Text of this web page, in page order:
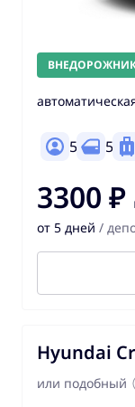
5 5
3300 ₽
от 5 дней /
Hyundai
или подобный